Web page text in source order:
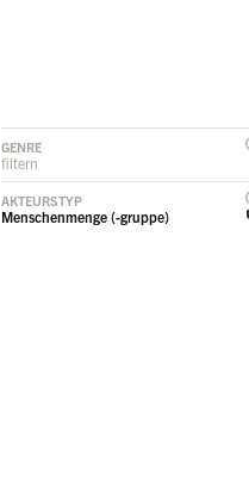
GENRE
filtern
AKTEURSTYP
Menschenmenge (-gruppe)